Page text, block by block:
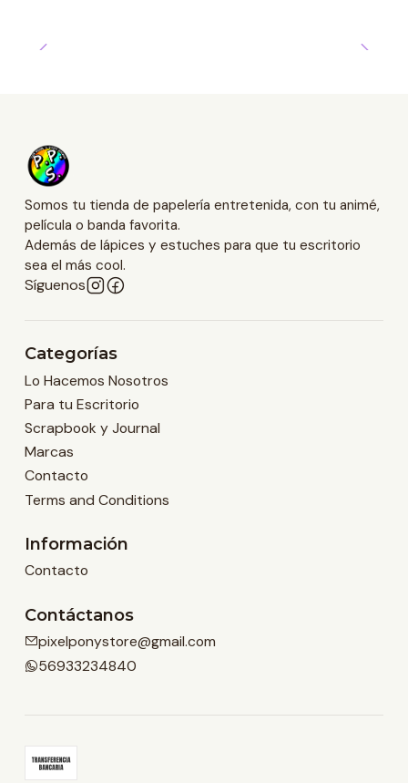
Somos tu tienda de papelería entretenida, con tu animé,
película o banda favorita.
Además de lápices y estuches para que tu escritorio
sea el más cool.
Síguenos
Categorías
Lo Hacemos Nosotros
Para tu Escritorio
Scrapbook y Journal
Marcas
Contacto
Terms and Conditions
Información
Contacto
Contáctanos
pixelponystore@gmail.com
56933234840